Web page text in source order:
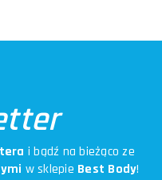
i bądź na bieżąco ze
w sklepie Best Body!